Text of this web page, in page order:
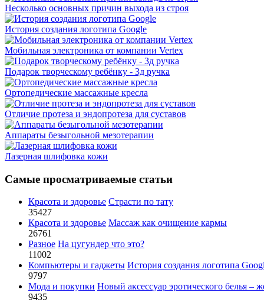
Несколько основных причин выхода из строя
История создания логотипа Google
Мобильная электроника от компании Vertex
Подарок творческому ребёнку - 3д ручка
Ортопедические массажные кресла
Отличие протеза и эндопротеза для суставов
Аппараты безыгольной мезотерапии
Лазерная шлифовка кожи
Самые просматриваемые статьи
Красота и здоровье Страсти по тату
35427
Красота и здоровье Массаж как очищение кармы
26761
Разное На цугундер что это?
11002
Компьютеры и гаджеты История создания логотипа
9797
Мода и покупки Новый аксессуар эротического белья –
9435